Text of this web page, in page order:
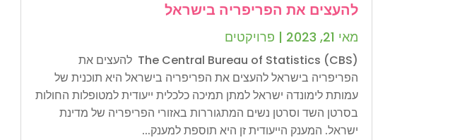
להעצים את הפריפריה בישראל
מאי 21, 2023 | פרויקטים
The Central Bureau of Statistics (CBS) להעצים את
הפריפריה בישראל להעצים את הפריפריה בישראל היא תוכנית של
עמותת לימונדה ישראל למתן תמיכה כלכלית ייעודית למטופלות החולות
בסרטן השד וסרטן נשים המתגוררות באזורי הפריפריה של מדינת
ישראל. המענק הייעודית זן היא תוספת למענק...